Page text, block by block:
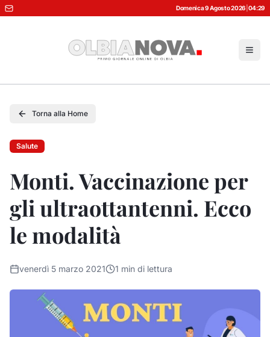
Domenica 9 Agosto 2026 04:29
Torna alla Home
Salute
Monti. Vaccinazione per
gli ultraottantenni. Ecco
le modalità
venerdì 5 marzo 2021 1 min di lettura